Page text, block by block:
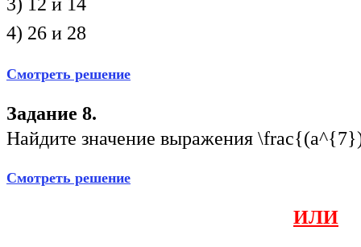
3) 12 и 14
4) 26 и 28
Смотреть решение
Задание 8.
Найдите значение выражения
Смотреть решение
ИЛИ